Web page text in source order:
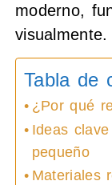
moderno,
visualmente.
Tabla de
¿Por qué
Ideas
pequeño
Materiales